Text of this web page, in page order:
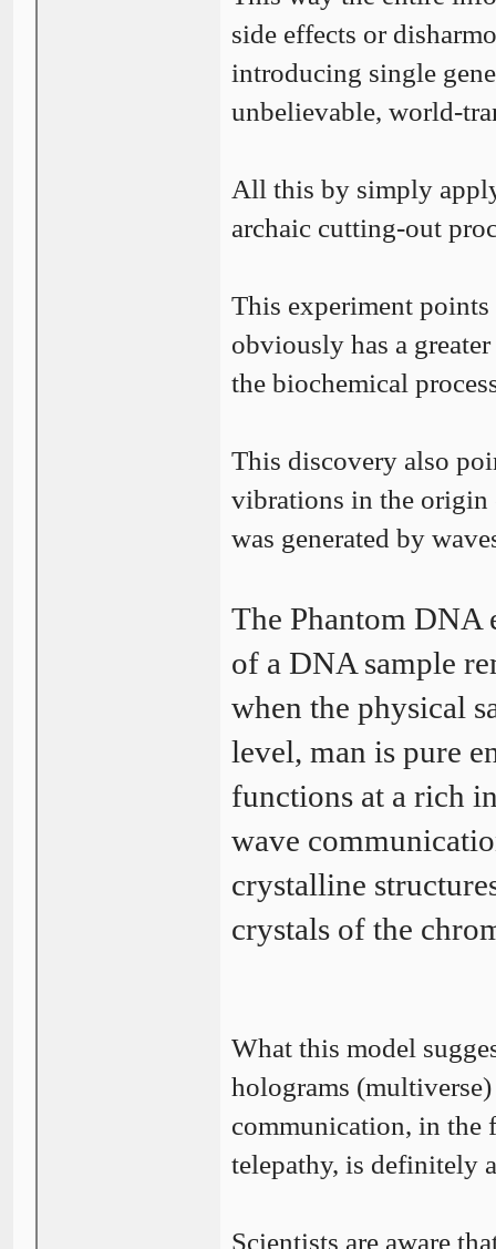
side effects or
introducing single
unbelievable, world-
All this by simply
archaic cutting-out
This experiment
obviously has a
the biochemical
This discovery also
vibrations in the origin
was generated by
The Phantom DNA
of a DNA sample
when the physical
level, man is pure
functions at a rich
wave
crystalline
crystals of the
What this model
holograms
communication, in the
telepathy, is definitely
Scientists are aware